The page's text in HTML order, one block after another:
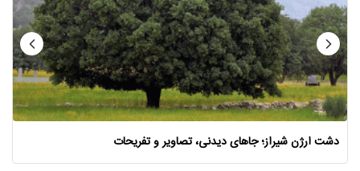
دشت ارژن شیراز؛ جاهای دیدنی، تصاویر و تفریحات